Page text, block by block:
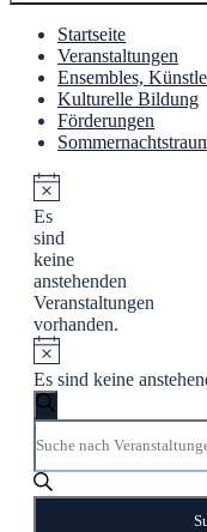
Startseite
Veranstaltungen
Ensembles,
Kulturelle Bildung
Förderungen
Es
sind
keine
anstehenden
Veranstaltungen
vorhanden.
Es sind keine
Veranstaltungen
Suche
und
Ansichten,
Suche
Bitte
Schlüsselwort
eingeben.
Suche